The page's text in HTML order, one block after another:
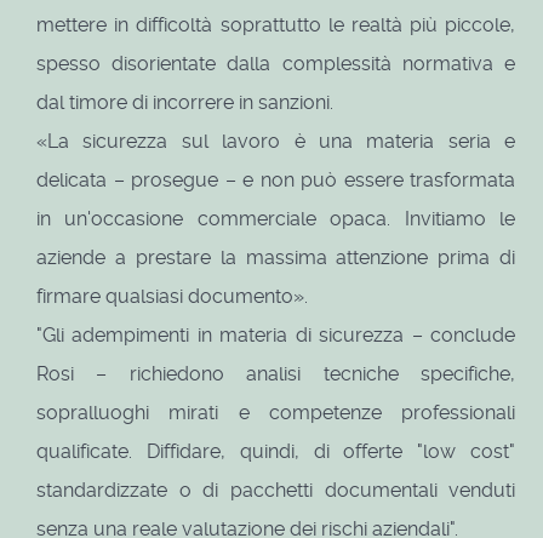
mettere in difficoltà soprattutto le realtà più piccole,
spesso disorientate dalla complessità normativa e
dal timore di incorrere in sanzioni.
«La sicurezza sul lavoro è una materia seria e
delicata – prosegue – e non può essere trasformata
in un'occasione commerciale opaca. Invitiamo le
aziende a prestare la massima attenzione prima di
firmare qualsiasi documento».
"Gli adempimenti in materia di sicurezza – conclude
Rosi – richiedono analisi tecniche specifiche,
sopralluoghi mirati e competenze professionali
qualificate. Diffidare, quindi, di offerte "low cost"
standardizzate o di pacchetti documentali venduti
senza una reale valutazione dei rischi aziendali".